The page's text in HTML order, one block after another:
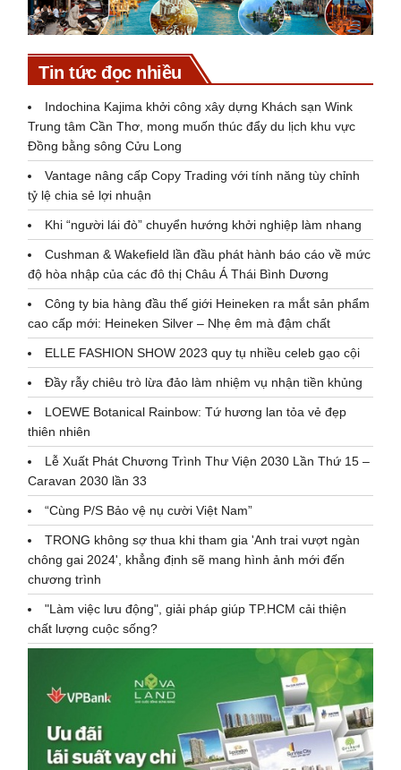
Tin tức đọc nhiều
Indochina Kajima khởi công xây dựng Khách sạn Wink
Trung tâm Cần Thơ, mong muốn thúc đẩy du lịch khu vực
Đồng bằng sông Cửu Long
Vantage nâng cấp Copy Trading với tính năng tùy chỉnh
tỷ lệ chia sẻ lợi nhuận
Khi “người lái đò” chuyển hướng khởi nghiệp làm nhang
Cushman & Wakefield lần đầu phát hành báo cáo về mức
độ hòa nhập của các đô thị Châu Á Thái Bình Dương
Công ty bia hàng đầu thế giới Heineken ra mắt sản phẩm
cao cấp mới: Heineken Silver – Nhẹ êm mà đậm chất
ELLE FASHION SHOW 2023 quy tụ nhiều celeb gạo cội
Đầy rẫy chiêu trò lừa đảo làm nhiệm vụ nhận tiền khủng
LOEWE Botanical Rainbow: Tứ hương lan tỏa vẻ đẹp
thiên nhiên
Lễ Xuất Phát Chương Trình Thư Viện 2030 Lần Thứ 15 –
Caravan 2030 lần 33
“Cùng P/S Bảo vệ nụ cười Việt Nam”
TRONG không sợ thua khi tham gia 'Anh trai vượt ngàn
chông gai 2024', khẳng định sẽ mang hình ảnh mới đến
chương trình
"Làm việc lưu động", giải pháp giúp TP.HCM cải thiện
chất lượng cuộc sống?